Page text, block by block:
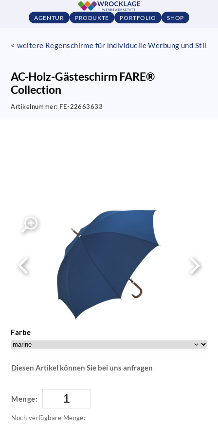
AGENTUR PRODUKTE PORTFOLIO SHOP
< weitere Regenschirme für individuelle Werbung und Stil
AC-Holz-Gästeschirm FARE®
Collection
Artikelnummer: FE-22663633
Farbe
Diesen Artikel können Sie bei uns anfragen
Menge:
Noch verfügbare Menge: